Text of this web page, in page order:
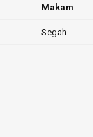
Makam
Segah